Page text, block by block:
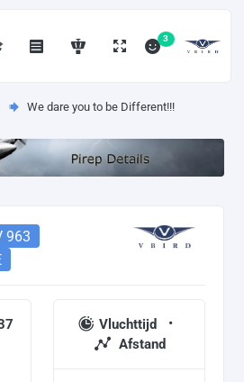
3
We dare you to be Different!!!
963
Vluchttijd
Afstand